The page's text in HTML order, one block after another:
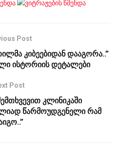
Post
კიბეებიდან დააგორა..”
ისტორიის დეტალები
Post
კლინიკაში
წარმოუდგენელი რამ